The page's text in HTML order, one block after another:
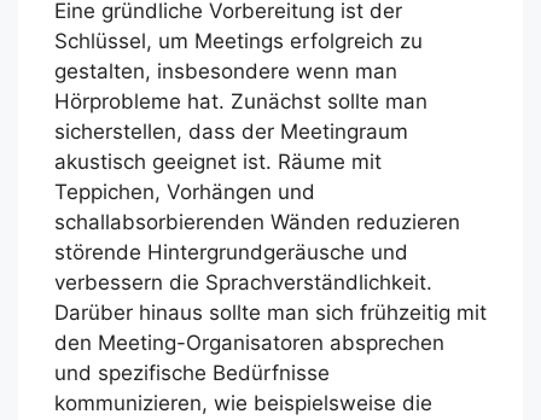
Eine gründliche Vorbereitung ist der
Schlüssel, um Meetings erfolgreich zu
gestalten, insbesondere wenn man
Hörprobleme hat. Zunächst sollte man
sicherstellen, dass der Meetingraum
akustisch geeignet ist. Räume mit
Teppichen, Vorhängen und
schallabsorbierenden Wänden reduzieren
störende Hintergrundgeräusche und
verbessern die Sprachverständlichkeit.
Darüber hinaus sollte man sich frühzeitig mit
den Meeting-Organisatoren absprechen
und spezifische Bedürfnisse
kommunizieren, wie beispielsweise die